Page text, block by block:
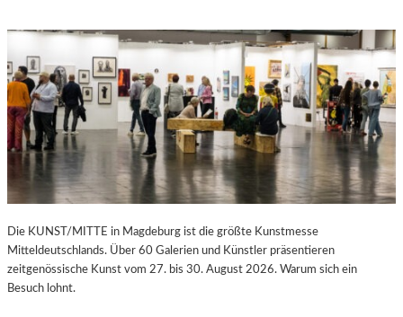
Die KUNST/MITTE in Magdeburg ist die größte Kunstmesse
Mitteldeutschlands. Über 60 Galerien und Künstler präsentieren
zeitgenössische Kunst vom 27. bis 30. August 2026. Warum sich ein
Besuch lohnt.